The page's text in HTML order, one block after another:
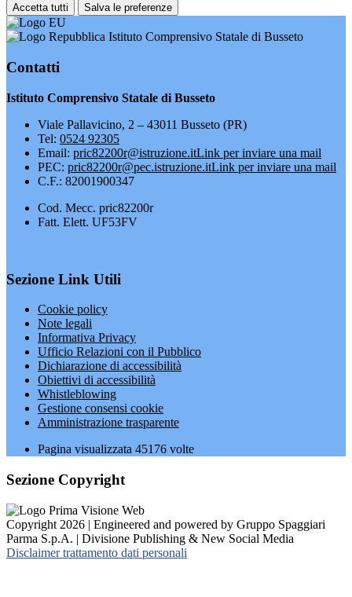
Accetta tutti Salva le preferenze
Istituto Comprensivo Statale di Busseto
Contatti
Istituto Comprensivo Statale di Busseto
Viale Pallavicino, 2 – 43011 Busseto (PR)
Tel: 0524 92305
Email: pric82200r@istruzione.itLink per inviare una mail
PEC: pric82200r@pec.istruzione.itLink per inviare una mail
C.F.: 82001900347
Cod. Mecc. pric82200r
Fatt. Elett. UF53FV
Sezione Link Utili
Cookie policy
Note legali
Informativa Privacy
Ufficio Relazioni con il Pubblico
Dichiarazione di accessibilità
Obiettivi di accessibilità
Whistleblowing
Gestione consensi cookie
Amministrazione trasparente
Pagina visualizzata 45176 volte
Sezione Copyright
Copyright 2026 | Engineered and powered by Gruppo Spaggiari
Parma S.p.A. | Divisione Publishing & New Social Media
Disclaimer trattamento dati personali